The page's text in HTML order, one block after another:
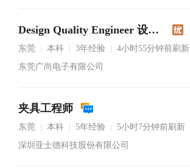
Design Quality Engineer 设计品质工程师
东莞 本科 3年经验
4小时55分钟前刷新
东莞广尚电子有限公司
夹具工程师
东莞 本科 5年经验
5小时7分钟前刷新
深圳亚士德科技股份有限公司